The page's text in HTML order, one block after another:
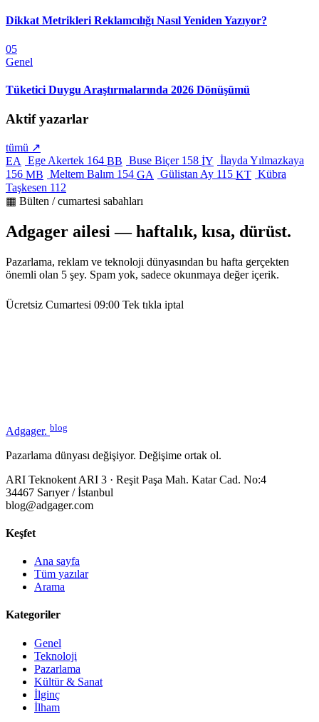
Dikkat Metrikleri Reklamcılığı Nasıl Yeniden Yazıyor?
05
Genel
Tüketici Duygu Araştırmalarında 2026 Dönüşümü
Aktif yazarlar
tümü ↗
EA
Ege Akertek 164 BB Buse Biçer 158 İY İlayda Yılmazkaya
156 MB Meltem Balım 154 GA Gülistan Ay 115 KT Kübra
Taşkesen 112
▦ Bülten / cumartesi sabahları
Adgager ailesi — haftalık, kısa, dürüst.
Pazarlama, reklam ve teknoloji dünyasından bu hafta gerçekten
önemli olan 5 şey. Spam yok, sadece okunmaya değer içerik.
Ücretsiz Cumartesi 09:00 Tek tıkla iptal
Adgager. blog
Pazarlama dünyası değişiyor. Değişime ortak ol.
ARI Teknokent ARI 3 · Reşit Paşa Mah. Katar Cad. No:4
34467 Sarıyer / İstanbul
blog@adgager.com
Keşfet
Ana sayfa
Tüm yazılar
Arama
Kategoriler
Genel
Teknoloji
Pazarlama
Kültür & Sanat
İlginç
İlham